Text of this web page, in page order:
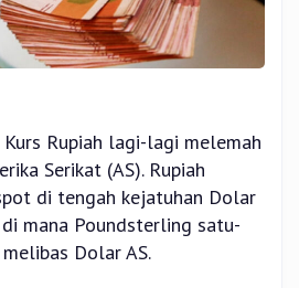
Rupiah lagi-lagi melemah
Serikat (AS). Rupiah
di tengah kejatuhan Dolar
mana Poundsterling satu-
Dolar AS.